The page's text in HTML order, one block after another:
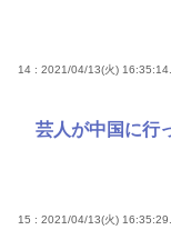
14 : 2021/04/13(火)
芸人が中国に行
15 : 2021/04/13(火)